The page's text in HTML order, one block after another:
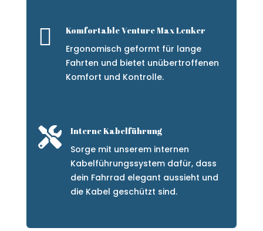
 Komfortable Venture Max Lenker
Ergonomisch geformt für lange
Fahrten und bietet unübertroffenen
Komfort und Kontrolle.
 Interne Kabelführung
Sorge mit unserem internen
Kabelführungssystem dafür, dass
dein Fahrrad elegant aussieht und
die Kabel geschützt sind.